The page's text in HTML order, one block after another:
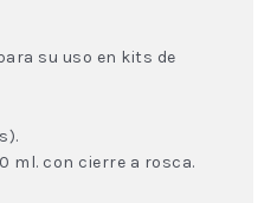
su uso en kits de
ml. con cierre a rosca.